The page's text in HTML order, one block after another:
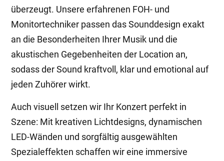
überzeugt. Unsere erfahrenen FOH- und
Monitortechniker passen das Sounddesign exakt
an die Besonderheiten Ihrer Musik und die
akustischen Gegebenheiten der Location an,
sodass der Sound kraftvoll, klar und emotional auf
jeden Zuhörer wirkt.
Auch visuell setzen wir Ihr Konzert perfekt in
Szene: Mit kreativen Lichtdesigns, dynamischen
LED-Wänden und sorgfältig ausgewählten
Spezialeffekten schaffen wir eine immersive